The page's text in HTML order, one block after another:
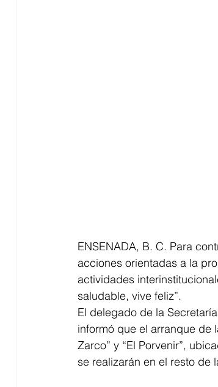
ENSENADA, B. C. Para
acciones orientadas a la
actividades
saludable, vive feliz”.
El delegado de la
informó que el arranque de
Zarco” y “El Porvenir”,
se realizarán en el resto de